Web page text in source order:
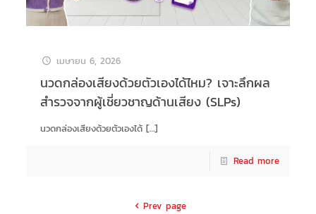
เมษายน 6, 2026
นวดกล่องเสียงด้วยตัวเองได้ไหม? เจาะลึกผล
สำรวจจากผู้เชี่ยวชาญด้านเสียง (SLPs)
นวดกล่องเสียงด้วยตัวเองได้[…]
Read more
Prev page